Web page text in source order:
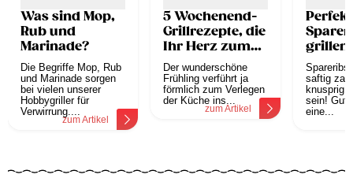
Was sind Mop,
Rub und
Marinade?
Die Begriffe Mop, Rub
und Marinade sorgen
bei vielen unserer
Hobbygriller für
Verwirrung....
zum Artikel
5 Wochenend-
Grillrezepte, die
Ihr Herz zum
Glühen bringen
Der wunderschöne
Frühling verführt ja
förmlich zum Verlegen
der Küche ins...
zum Artikel
grillen
Spareribs
saftig
knusprig.
sein!
eine...